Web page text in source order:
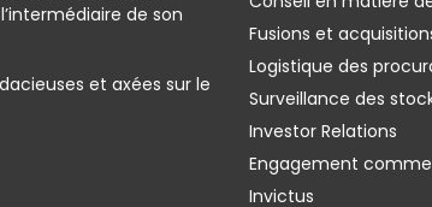
de son
et axées sur le
Fusions et
Logistique des
Surveillance des
Investor Relations
Engagement
Invictus